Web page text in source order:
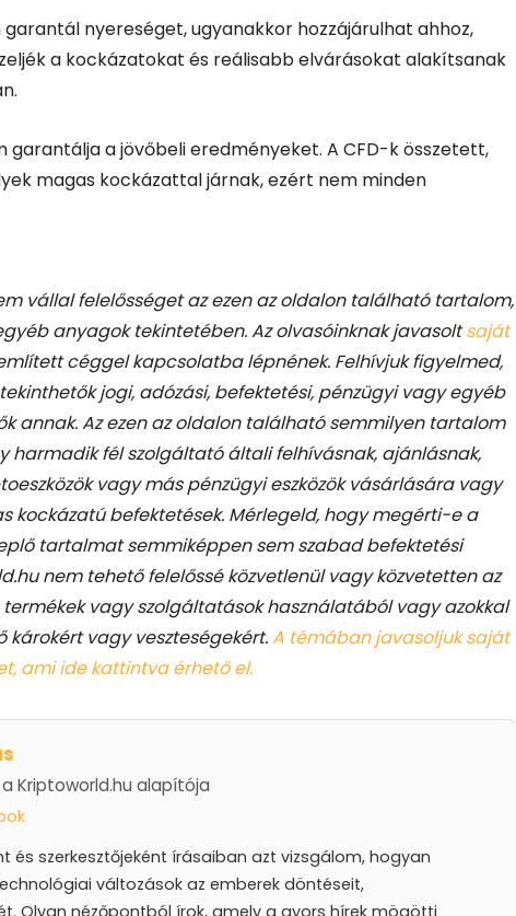
nyereséget, ugyanakkor hozzájárulhat ahhoz,
a kockázatokat és reálisabb elvárásokat alakítsanak
garantálja a jövőbeli eredményeket. A CFD-k összetett,
magas kockázattal járnak, ezért nem minden
vállal felelősséget az ezen az oldalon található tartalom,
anyagok tekintetében. Az olvasóinknak javasoltsaját
céggel kapcsolatba lépnének. Felhívjuk figyelmed,
jogi, adózási, befektetési, pénzügyi vagy egyéb
annak. Az ezen az oldalon található semmilyen tartalom
harmadik fél szolgáltató általi felhívásnak, ajánlásnak,
vagy más pénzügyi eszközök vásárlására vagy
kockázatú befektetések. Mérlegeld, hogy megérti-e a
tartalmat semmiképpen sem szabad befektetési
nem tehető felelőssé közvetlenül vagy közvetetten az
vagy szolgáltatások használatából vagy azokkal
vagy veszteségekért.A témában javasoljuk saját
ami ide kattintva érhető el.
Kriptoworld.hu alapítója
és szerkesztőjeként írásaiban azt vizsgálom, hogyan
változások az emberek döntéseit,